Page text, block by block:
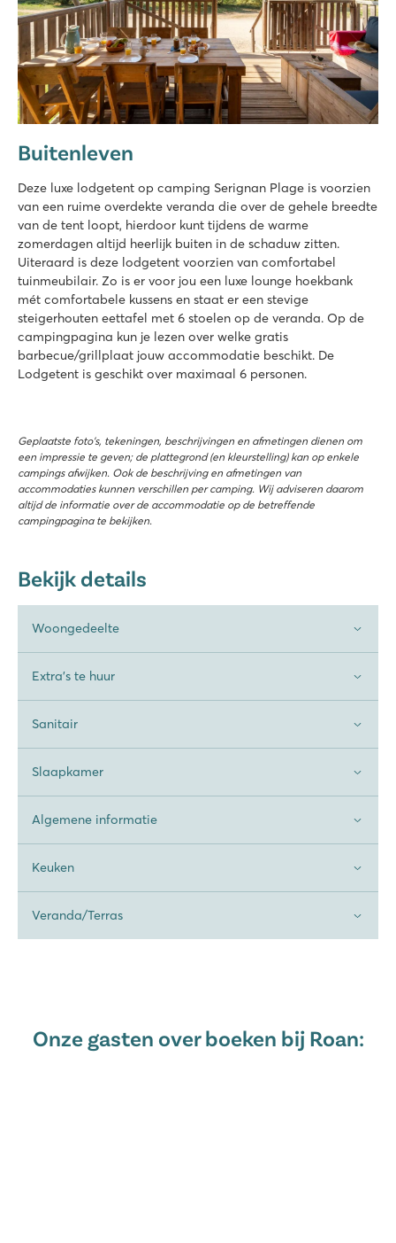
Buitenleven
Deze luxe lodgetent op camping Serignan Plage is voorzien
van een ruime overdekte veranda die over de gehele breedte
van de tent loopt, hierdoor kunt tijdens de warme
zomerdagen altijd heerlijk buiten in de schaduw zitten.
Uiteraard is deze lodgetent voorzien van comfortabel
tuinmeubilair. Zo is er voor jou een luxe lounge hoekbank
mét comfortabele kussens en staat er een stevige
steigerhouten eettafel met 6 stoelen op de veranda. Op de
campingpagina kun je lezen over welke gratis
barbecue/grillplaat jouw accommodatie beschikt. De
Lodgetent is geschikt over maximaal 6 personen.
Geplaatste foto’s, tekeningen, beschrijvingen en afmetingen dienen om
een impressie te geven; de plattegrond (en kleurstelling) kan op enkele
campings afwijken. Ook de beschrijving en afmetingen van
accommodaties kunnen verschillen per camping. Wij adviseren daarom
altijd de informatie over de accommodatie op de betreffende
campingpagina te bekijken.
Bekijk details
Woongedeelte
Extra's te huur
Sanitair
Slaapkamer
Algemene informatie
Keuken
Veranda/Terras
Onze gasten over boeken bij Roan: